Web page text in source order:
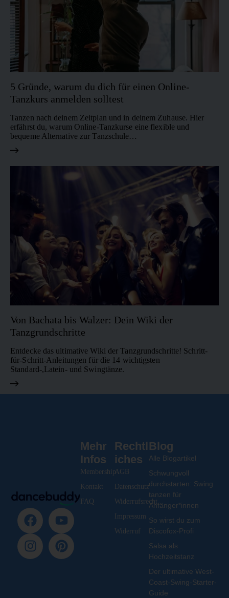
euch im Paar miteinander
verschmelzen und verleihen
dem Tanz seine besondere
Intensität.
einen natürlichen
Bewegungsfluss. Bei
dancebuddy lernt ihr Blues
online mit verständlichen
Video-Tutorials, die euch
Schritt für Schritt ins Tanzen
bringen.
5 Gründe, warum du dich für einen Online-
Tanzkurs anmelden solltest
Tanzen nach deinem Zeitplan und in deinem Zuhause. Hier
erfährst du, warum Online-Tanzkurse eine flexible und
bequeme Alternative zur Tanzschule…
Von Bachata bis Walzer: Dein Wiki der
Tanzgrundschritte
Entdecke das ultimative Wiki der Tanzgrundschritte! Schritt-
für-Schritt-Anleitungen für die 14 wichtigsten
Standard-,Latein- und Swingtänze.
Rechtl
iches
AGB
Datenschutz
Widerrufsrecht
Impressum
Widerruf
Mehr
Infos
Membership
Kontakt
FAQ
Blog
Alle Blogartikel
Schwungvoll
durchstarten: Swing
tanzen für
Anfänger*innen
So wirst du zum
Discofox-Profi
Salsa als
Hochzeitstanz
Der ultimative West-
Coast-Swing-Starter-
Guide